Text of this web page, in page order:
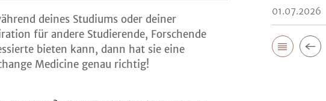
deines Studiums oder deiner
für andere Studierende, Forschende
bieten kann, dann hat sie eine
Medicine genau richtig!
01.07.2026